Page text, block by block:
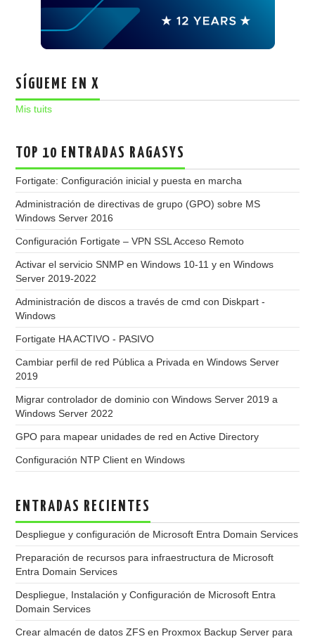
SÍGUEME EN X
Mis tuits
TOP 10 ENTRADAS RAGASYS
Fortigate: Configuración inicial y puesta en marcha
Administración de directivas de grupo (GPO) sobre MS
Windows Server 2016
Configuración Fortigate – VPN SSL Acceso Remoto
Activar el servicio SNMP en Windows 10-11 y en Windows
Server 2019-2022
Administración de discos a través de cmd con Diskpart -
Windows
Fortigate HA ACTIVO - PASIVO
Cambiar perfil de red Pública a Privada en Windows Server
2019
Migrar controlador de dominio con Windows Server 2019 a
Windows Server 2022
GPO para mapear unidades de red en Active Directory
Configuración NTP Client en Windows
ENTRADAS RECIENTES
Despliegue y configuración de Microsoft Entra Domain Services
Preparación de recursos para infraestructura de Microsoft
Entra Domain Services
Despliegue, Instalación y Configuración de Microsoft Entra
Domain Services
Crear almacén de datos ZFS en Proxmox Backup Server para